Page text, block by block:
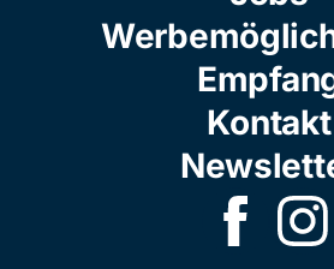
Kontakt